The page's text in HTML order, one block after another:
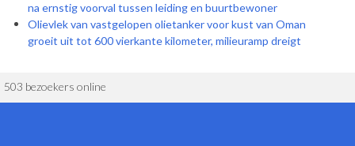
na ernstig voorval tussen leiding en buurtbewoner
Olievlek van vastgelopen olietanker voor kust van Oman
groeit uit tot 600 vierkante kilometer, milieuramp dreigt
503 bezoekers online